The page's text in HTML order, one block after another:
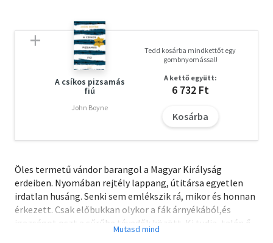
A csíkos pizsamás
fiú
John Boyne
Tedd kosárba mindkettőt egy
gombnyomással!
A kettő együtt:
6 732 Ft
Kosárba
Öles termetű vándor barangol a Magyar Királyság
erdeiben. Nyomában rejtély lappang, útitársa egyetlen
irdatlan husáng. Senki sem emlékszik rá, mikor és honnan
érkezett. Csak előbukkan olykor a fák árnyékából,és
igazságot oszt a sűrűbe tévedők között. Ki tudja, talán ő
is a jövőlátó tükröt, az ősi Mirrént oltalmazza a sötét